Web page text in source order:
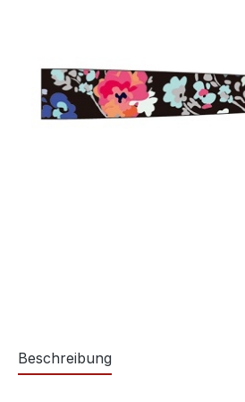
Beschreibung